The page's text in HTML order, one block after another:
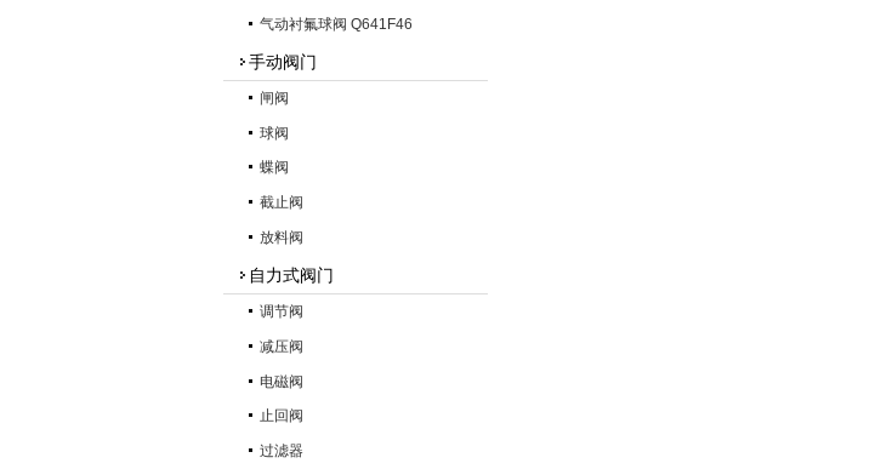
气动衬氟球阀 Q641F46
手动阀门
闸阀
球阀
蝶阀
截止阀
放料阀
自力式阀门
调节阀
减压阀
电磁阀
止回阀
过滤器